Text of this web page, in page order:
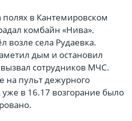
в Кантемировском
комбайн «Нива».
возле села Рудаевка.
дым и остановил
сотрудников МЧС.
пульт дежурного
в 16.17 возгорание было